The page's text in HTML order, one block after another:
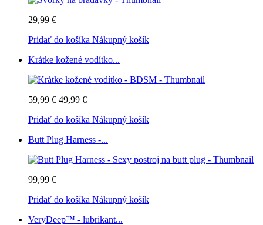
29,99 €
Pridať do košíka Nákupný košík
Krátke kožené vodítko...
59,99 € 49,99 €
Pridať do košíka Nákupný košík
Butt Plug Harness -...
99,99 €
Pridať do košíka Nákupný košík
VeryDeep™ - lubrikant...